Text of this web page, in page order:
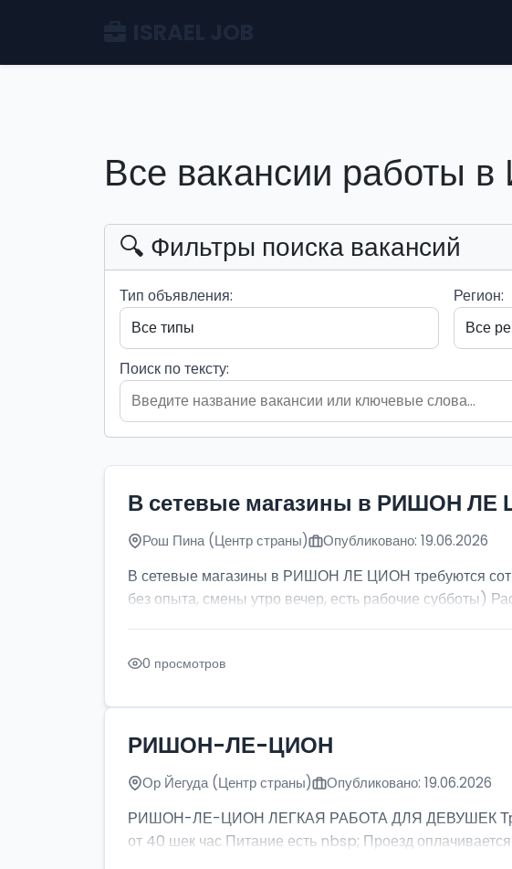
Все вакансии работы в
🔍 Фильтры поиска вакансий
Тип объявления: Регион:
Поиск по тексту:
В сетевые магазины в РИШОН ЛЕ
Рош Пина (Центр страны) Опубликовано: 19.06.2026
В сетевые магазины в РИШОН ЛЕ ЦИОН требуются
без опыта, смены утро вечер, есть рабочие субботы)
0 просмотров
РИШОН-ЛЕ-ЦИОН
Ор Йегуда (Центр страны) Опубликовано: 19.06.2026
РИШОН-ЛЕ-ЦИОН ЛЕГКАЯ РАБОТА ДЛЯ ДЕВУШЕК
от 40 шек час Питание есть nbsp; Проезд